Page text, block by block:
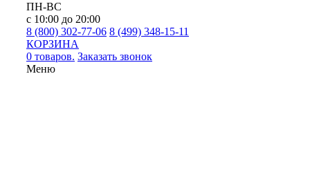
ПН-ВС
с 10:00 до 20:00
8 (800) 302-77-06 8 (499) 348-15-11
КОРЗИНА
0 товаров. Заказать звонок
Меню